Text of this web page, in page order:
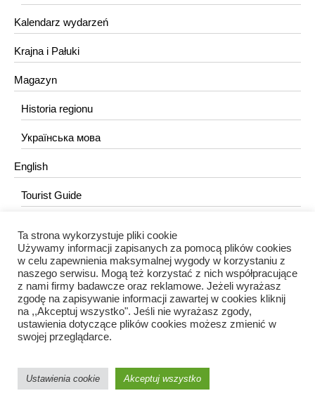
Kalendarz wydarzeń
Krajna i Pałuki
Magazyn
Historia regionu
Українська мова
English
Tourist Guide
KONTAKT
redakcja@portalkujawski.pl
Redakcja
Ta strona wykorzystuje pliki cookie
Używamy informacji zapisanych za pomocą plików cookies
w celu zapewnienia maksymalnej wygody w korzystaniu z
naszego serwisu. Mogą też korzystać z nich współpracujące
z nami firmy badawcze oraz reklamowe. Jeżeli wyrażasz
zgodę na zapisywanie informacji zawartej w cookies kliknij
na ,,Akceptuj wszystko". Jeśli nie wyrażasz zgody,
ustawienia dotyczące plików cookies możesz zmienić w
swojej przeglądarce.
Ustawienia cookie Akceptuj wszystko